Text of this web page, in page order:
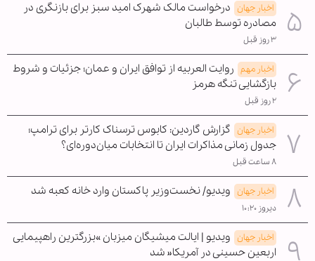
اخبار جهان درخواست مالک شهرک امید سبز برای بازنگری در
مصادره توسط طالبان
۳ روز قبل
اخبار مهم روایت العربیه از توافق ایران و عمان؛ جزئیات و شروط
بازگشایی تنگه هرمز
۲ روز قبل
اخبار جهان گزارش گاردین: کابوس ترسناک کارتر برای ترامپ؛
جدول زمانی مذاکرات ایران تا انتخابات میان‌دوره‌ای؟
۸ ساعت قبل
اخبار جهان ویدیو/ نخست‌وزیر پاکستان وارد خانه کعبه شد
دیروز ۱۰:۲۰
اخبار جهان ویدیو | ایالت میشیگان میزبان »بزرگترین راهپیمایی
اربعین حسینی در آمریکا« شد